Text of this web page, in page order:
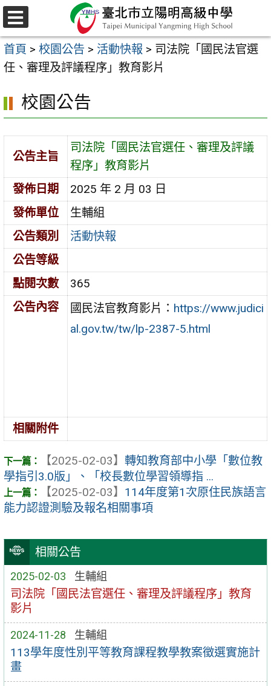
跳
至
主
要
容
區
選
單
首頁 > 校園公告 > 活動快報 > 司法院「國民法官選
任、審理及評議程序」教育影片
相關公告
2025-02-03 生輔組
司法院「國民法官選任、審理及評議程序」教育
影片
2024-11-28 生輔組
113學年度性別平等教育課程教學教案徵選實施計
畫
校園公告
公告主旨
司法院「國民法官選任、審理及評議
程序」教育影片
發佈日期
2025 年 2 月 03 日
發佈單位
生輔組
公告類別
活動快報
公告等級
點閱次數
365
公告內容
國民法官教育影片： https://www.judici
al.gov.tw/tw/lp-2387-5.html
相關附件
【2025-02-03】 轉知教育部中小學「數位教
學指引3.0版」、「校長數位學習領導指 ...
【2025-02-03】 114年度第1次原住民族語言
能力認證測驗及報名相關事項